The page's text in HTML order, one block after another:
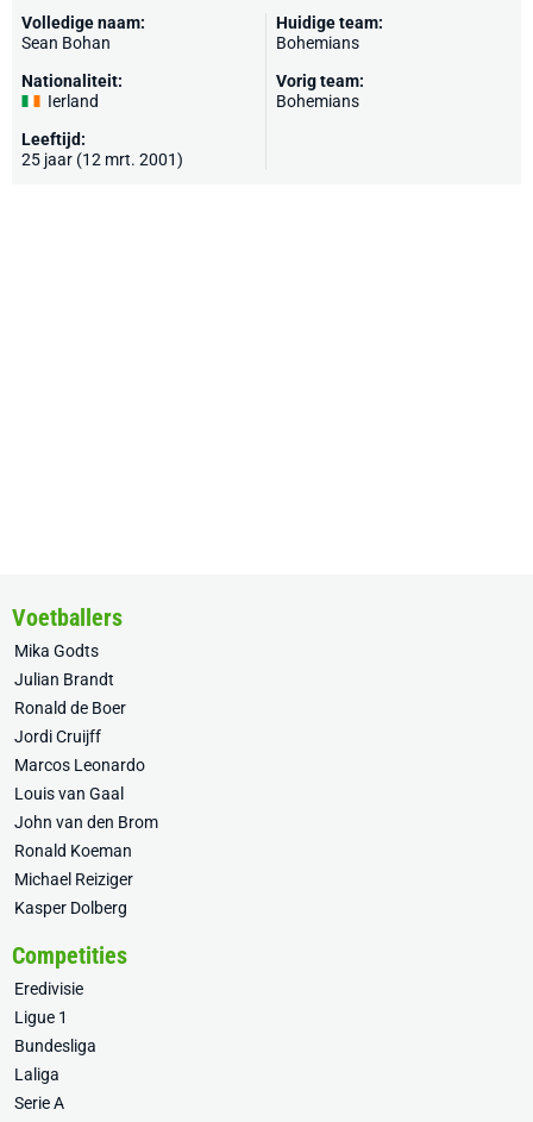
Volledige naam:
Sean Bohan
Nationaliteit:
Ierland
Leeftijd:
25 jaar (12 mrt. 2001)
Huidige team:
Bohemians
Vorig team:
Bohemians
Voetballers
Mika Godts
Julian Brandt
Ronald de Boer
Jordi Cruijff
Marcos Leonardo
Louis van Gaal
John van den Brom
Ronald Koeman
Michael Reiziger
Kasper Dolberg
Competities
Eredivisie
Ligue 1
Bundesliga
Laliga
Serie A